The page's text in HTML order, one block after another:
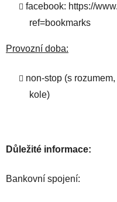
facebook: https://
ref=bookmarks
Provozní doba:
non-stop (s
kole)
Důležité informace:
Bankovní spojení: